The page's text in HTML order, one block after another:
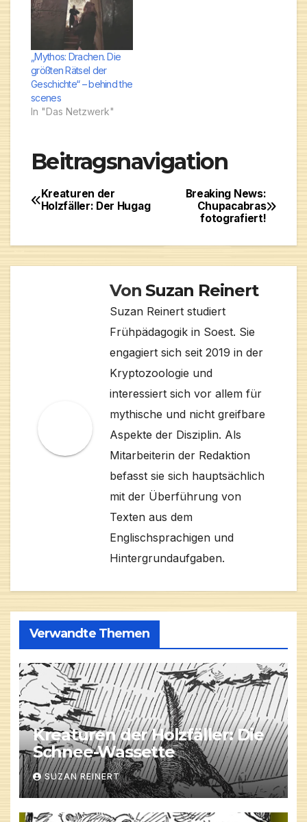
„Mythos: Drachen. Die
größten Rätsel der
Geschichte“ – behind the
scenes
In "Das Netzwerk"
Beitragsnavigation
Breaking News:
Chupacabras
fotografiert!
Kreaturen der
Holzfäller: Der Hugag
Von Suzan Reinert
Suzan Reinert studiert
Frühpädagogik in Soest. Sie
engagiert sich seit 2019 in der
Kryptozoologie und
interessiert sich vor allem für
mythische und nicht greifbare
Aspekte der Disziplin. Als
Mitarbeiterin der Redaktion
befasst sie sich hauptsächlich
mit der Überführung von
Texten aus dem
Englischsprachigen und
Hintergrundaufgaben.
Verwandte Themen
Kreaturen der Holzfäller: Die
Schnee-Wassette
SUZAN REINERT